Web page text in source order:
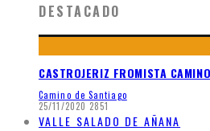
DESTACADO
CASTROJERIZ FROMISTA
Camino de Santiago
25/11/2020 2851
VALLE SALADO DE AÑANA